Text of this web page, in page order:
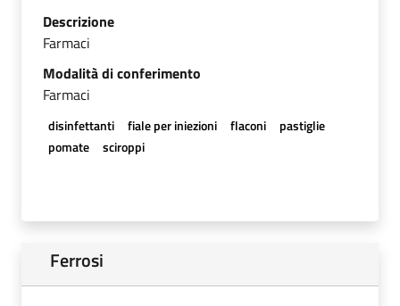
Descrizione
Farmaci
Modalità di conferimento
Farmaci
disinfettanti fiale per iniezioni flaconi
pastiglie
pomate
sciroppi
Ferrosi